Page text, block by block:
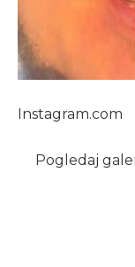
Instagram.com
Pogledaj